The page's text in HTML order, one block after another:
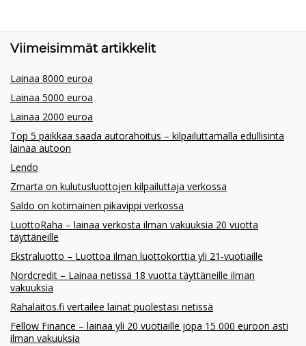
Viimeisimmät artikkelit
Lainaa 8000 euroa
Lainaa 5000 euroa
Lainaa 2000 euroa
Top 5 paikkaa saada autorahoitus – kilpailuttamalla edullisinta
lainaa autoon
Lendo
Zmarta on kulutusluottojen kilpailuttaja verkossa
Saldo on kotimainen pikavippi verkossa
LuottoRaha – lainaa verkosta ilman vakuuksia 20 vuotta
täyttäneille
Ekstraluotto – Luottoa ilman luottokorttia yli 21-vuotiaille
Nordcredit – Lainaa netissä 18 vuotta täyttäneille ilman
vakuuksia
Rahalaitos.fi vertailee lainat puolestasi netissä
Fellow Finance – lainaa yli 20 vuotiaille jopa 15 000 euroon asti
ilman vakuuksia